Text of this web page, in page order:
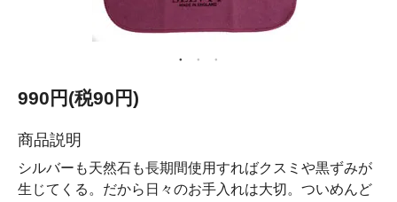
990円(税90円)
商品説明
シルバーも天然石も長期間使用すればクスミや黒ずみが
生じてくる。だから日々のお手入れは大切。ついめんど